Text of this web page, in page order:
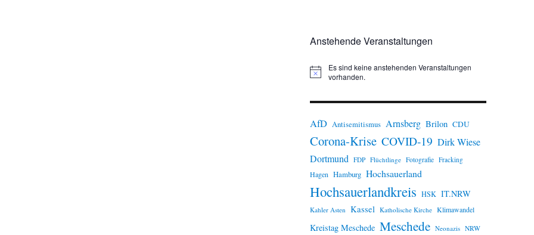
Anstehende Veranstaltungen
H
w
Es sind keine anstehenden Veranstaltungen
vorhanden.
AfD Antisemitismus Arnsberg Brilon CDU
Corona-Krise COVID-19 Dirk Wiese
Dortmund FDP Flüchtlinge Fotografie Fracking
Hagen Hamburg Hochsauerland
Hochsauerlandkreis HSK IT.NRW
Kahler Asten Kassel Katholische Kirche Klimawandel
Kreistag Meschede Meschede Neonazis NRW